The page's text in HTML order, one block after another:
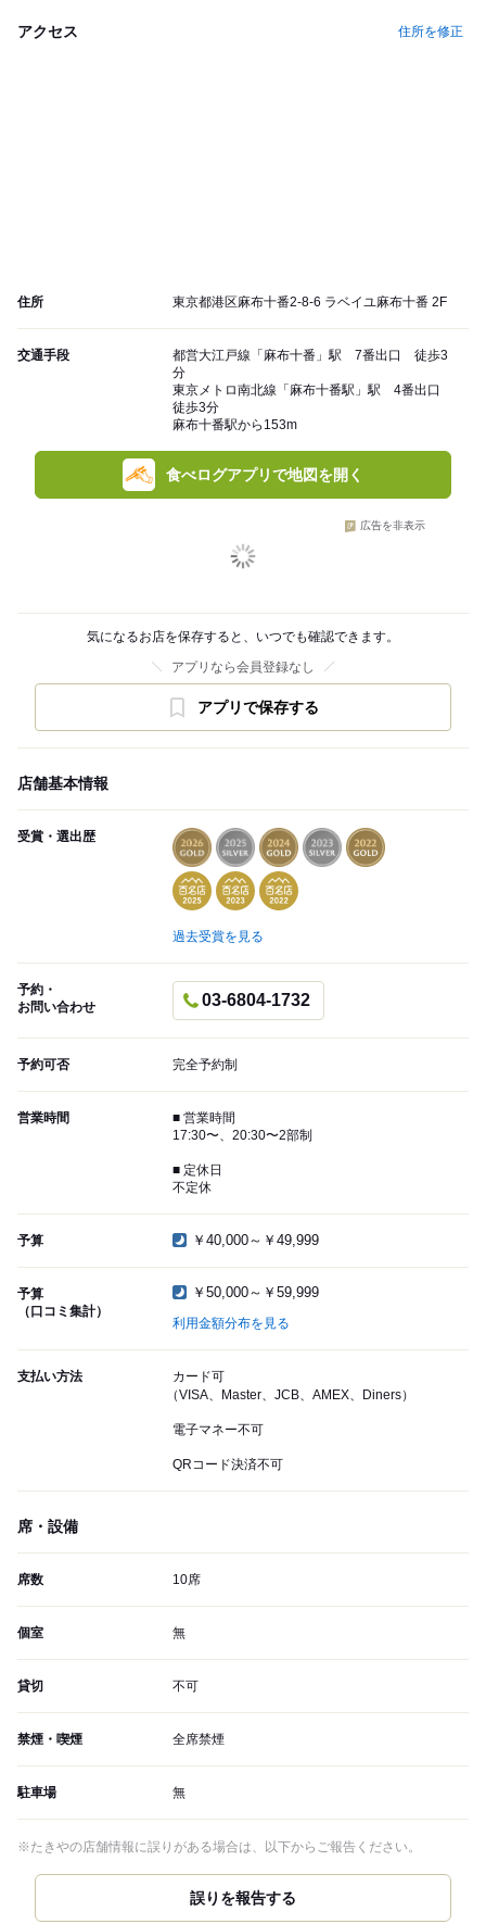
アクセス 住所を修正
住所 東京都港区麻布十番2-8-6 ラベイユ麻布十番 2F
交通手段
都営大江戸線「麻布十番」駅 7番出口 徒歩3
分
東京メトロ南北線「麻布十番駅」駅 4番出口
徒歩3分
麻布十番駅から153m
食べログアプリで地図を開く
広告を非表示
気になるお店を保存すると、いつでも確認できます。
アプリなら会員登録なし
アプリで保存する
店舗基本情報
受賞・選出歴
過去受賞を見る
予約・
お問い合わせ
03-6804-1732
予約可否 完全予約制
営業時間
■ 営業時間
17:30〜、20:30〜2部制
■ 定休日
不定休
予算 ￥40,000～￥49,999
予算
（口コミ集計）
￥50,000～￥59,999
利用金額分布を見る
支払い方法
カード可
（VISA、Master、JCB、AMEX、Diners）
電子マネー不可
QRコード決済不可
席・設備
席数 10席
個室 無
貸切 不可
禁煙・喫煙 全席禁煙
駐車場 無
※たきやの店舗情報に誤りがある場合は、以下からご報告ください。
誤りを報告する